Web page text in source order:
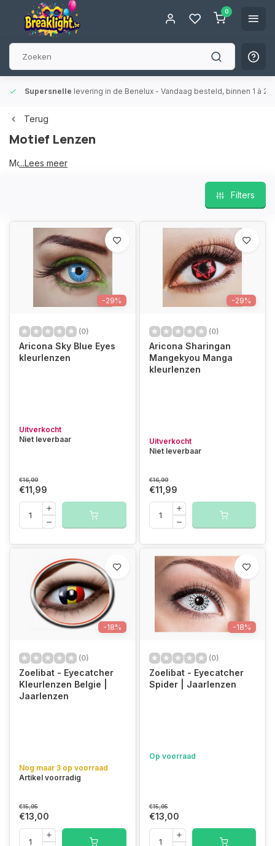
0
Supersnelle levering in de Benelux - Vandaag besteld, binnen 1 à 2
Terug
Motief Lenzen
Motief Lenzen
...Lees meer
Filters
-29%
(0)
Aricona Sky Blue Eyes
kleurlenzen
Uitverkocht
Niet leverbaar
€16,99
€11,99
-29%
(0)
Aricona Sharingan
Mangekyou Manga
kleurlenzen
Uitverkocht
Niet leverbaar
€16,99
€11,99
-18%
(0)
Zoelibat - Eyecatcher
Kleurlenzen Belgie |
Jaarlenzen
Nog maar 3 op voorraad
Artikel voorradig
€15,95
€13,00
-18%
(0)
Zoelibat - Eyecatcher
Spider | Jaarlenzen
Op voorraad
€15,95
€13,00